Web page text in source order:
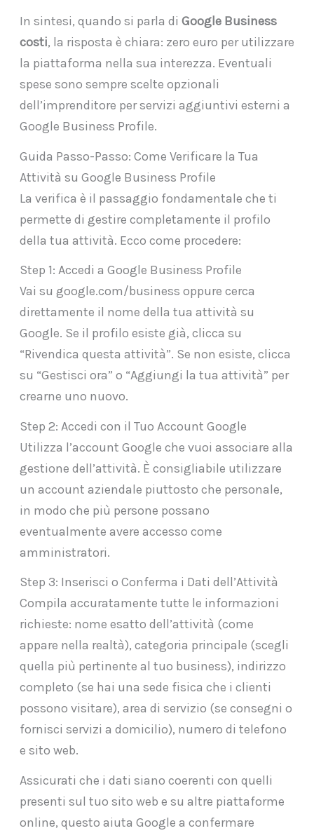
In sintesi, quando si parla di Google Business
costi, la risposta è chiara: zero euro per utilizzare
la piattaforma nella sua interezza. Eventuali
spese sono sempre scelte opzionali
dell’imprenditore per servizi aggiuntivi esterni a
Google Business Profile.
Guida Passo-Passo: Come Verificare la Tua
Attività su Google Business Profile
La verifica è il passaggio fondamentale che ti
permette di gestire completamente il profilo
della tua attività. Ecco come procedere:
Step 1: Accedi a Google Business Profile
Vai su google.com/business oppure cerca
direttamente il nome della tua attività su
Google. Se il profilo esiste già, clicca su
“Rivendica questa attività”. Se non esiste, clicca
su “Gestisci ora” o “Aggiungi la tua attività” per
crearne uno nuovo.
Step 2: Accedi con il Tuo Account Google
Utilizza l’account Google che vuoi associare alla
gestione dell’attività. È consigliabile utilizzare
un account aziendale piuttosto che personale,
in modo che più persone possano
eventualmente avere accesso come
amministratori.
Step 3: Inserisci o Conferma i Dati dell’Attività
Compila accuratamente tutte le informazioni
richieste: nome esatto dell’attività (come
appare nella realtà), categoria principale (scegli
quella più pertinente al tuo business), indirizzo
completo (se hai una sede fisica che i clienti
possono visitare), area di servizio (se consegni o
fornisci servizi a domicilio), numero di telefono
e sito web.
Assicurati che i dati siano coerenti con quelli
presenti sul tuo sito web e su altre piattaforme
online, questo aiuta Google a confermare